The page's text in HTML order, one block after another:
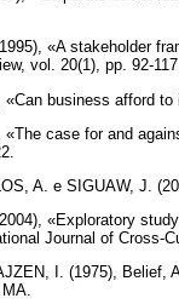
«A stakeholder
vol. 20(1), pp. 92-
business afford
«The case for and
A. e SIGUAW, J.
«Exploratory
Journal of Cross-
I. (1975), Belief,